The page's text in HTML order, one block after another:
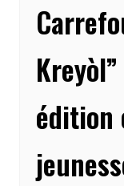
édition